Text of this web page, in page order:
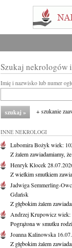
Szukaj nekrologów
Imię i nazwisko lub numer
+ szukanie
INNE NEKROLOGI
Lubomira Bożykwiek:
Z żalem zawiadamiamy,
Henryk Klocek
Z wielkim smutkiem
Jadwiga Semmerling-
Gdańsk
Z głębokim żalem
Andrzej Krupowiczwiek:
Pogrążona w smutku
Joanna Kalinowska
Z głębokim żalem